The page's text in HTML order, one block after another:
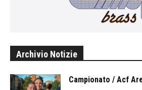
Archivio Notizie
Campionato / Acf